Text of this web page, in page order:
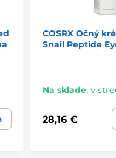
COSRX Očný
Snail Peptide
Na sklade, v
28,16 €